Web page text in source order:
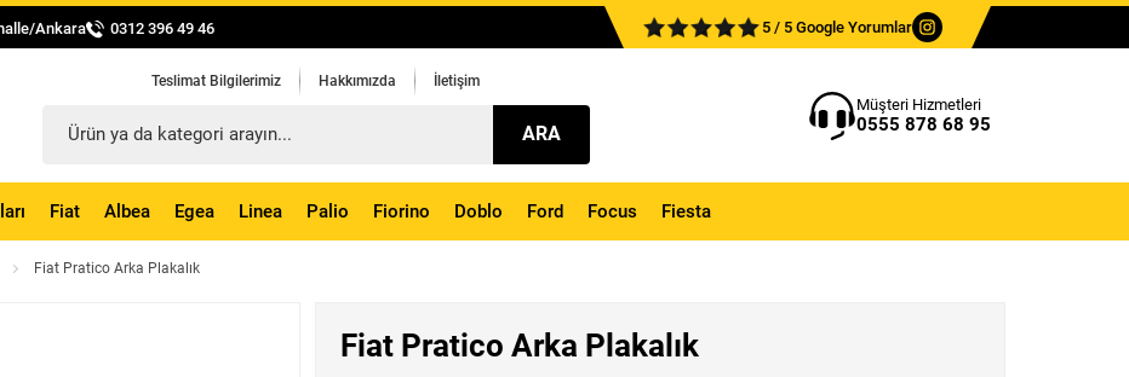
Ankara 0312 396 49 46 5 / 5 Google Yorumlar
Teslimat Bilgilerimiz Hakkımızda İletişim
ARA
Müşteri Hizmetleri
0555 878 68 95
Fiat Albea Egea Linea Palio Fiorino Doblo Ford Focus Fiesta
Fiat Pratico Arka Plakalık
Fiat Pratico Arka Plakalık